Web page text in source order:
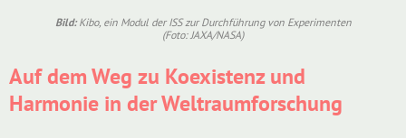
Bild:Kibo, ein Modul der ISS zur Durchführung von Experimenten
(Foto: JAXA/NASA)
Auf dem Weg zu Koexistenz und
Harmonie in der Weltraumforschung